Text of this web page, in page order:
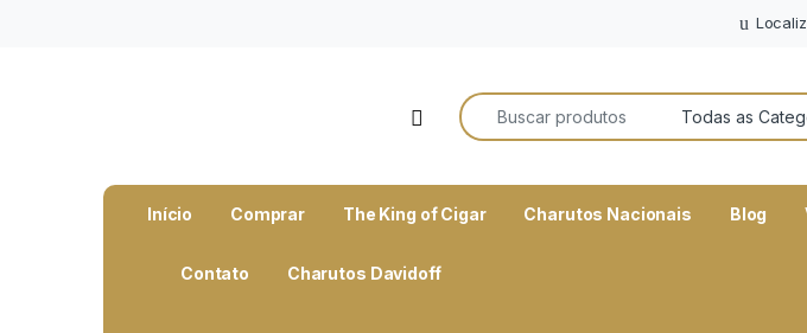
Open
Search for:
Início Comprar The King of Cigar Charutos Nacionais Blog
Contato Charutos Davidoff